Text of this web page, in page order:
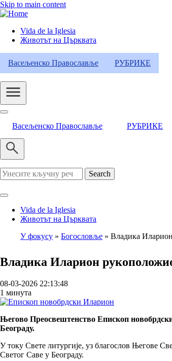
Skip to main content
Header
Category
Menu
Vida de la Iglesia
Животът на Църквата
Васељенско Православље РУБРИКЕ
Васељенско Православље РУБРИКЕ
Search
Vida de la Iglesia
Животът на Църквата
У фокусу Богословље Владика
Владика Иларион
08-03-2026 22:13:48
1 минута
Његово Преосвештенство Епископ
Београду.
У току Свете литургије, уз благослов Његове
Светог Саве у Београду.